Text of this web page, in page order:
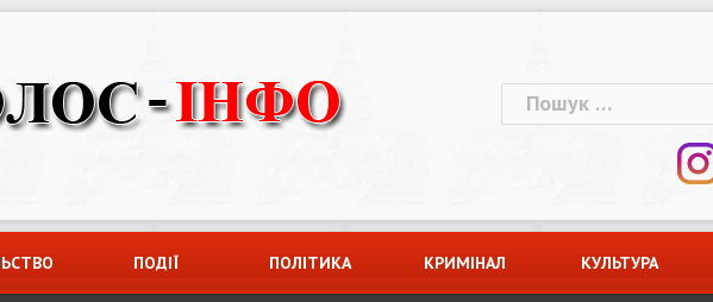
Пошук:
ПОДІЇ ПОЛІТИКА КРИМІНАЛ КУЛЬТУРА